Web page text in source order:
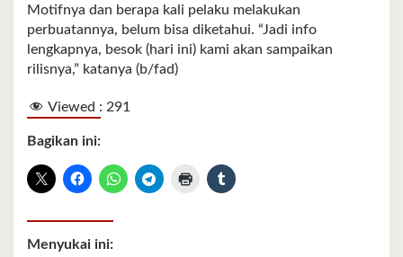
Motifnya dan berapa kali pelaku melakukan
perbuatannya, belum bisa diketahui. “Jadi info
lengkapnya, besok (hari ini) kami akan sampaikan
rilisnya,” katanya (b/fad)
Viewed : 291
Bagikan ini:
Menyukai ini: